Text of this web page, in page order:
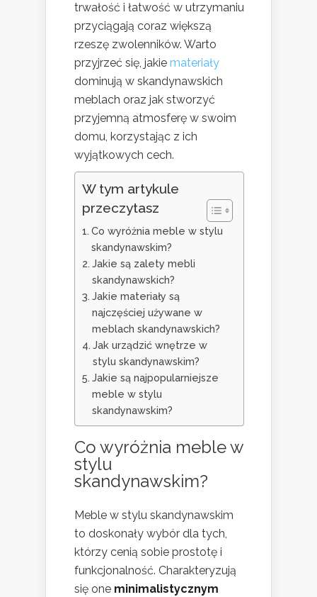
trwałość i łatwość w utrzymaniu
przyciągają coraz większą
rzeszę zwolenników. Warto
przyjrzeć się, jakie materiały
dominują w skandynawskich
meblach oraz jak stworzyć
przyjemną atmosferę w swoim
domu, korzystając z ich
wyjątkowych cech.
W tym artykule
przeczytasz
Co wyróżnia meble w stylu
skandynawskim?
Jakie są zalety mebli
skandynawskich?
Jakie materiały są
najczęściej używane w
meblach skandynawskich?
Jak urządzić wnętrze w
stylu skandynawskim?
Jakie są najpopularniejsze
meble w stylu
skandynawskim?
Co wyróżnia meble w
stylu
skandynawskim?
Meble w stylu skandynawskim
to doskonały wybór dla tych,
którzy cenią sobie prostotę i
funkcjonalność. Charakteryzują
się one minimalistycznym